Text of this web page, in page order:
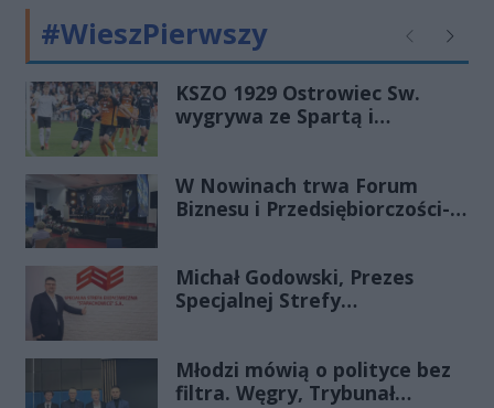
#WieszPierwszy Poprzednie
KSZO 1929 Ostrowiec Sw.
wygrywa ze Spartą i
W Nowinach trwa Forum
Biznesu i Przedsiębiorczości-
Michał Godowski, Prezes
Specjalnej Strefy
Porannej Rozmowy Radia
Rekord Świętokrzyskie
Młodzi mówią o polityce bez
filtra. Węgry, Trybunał